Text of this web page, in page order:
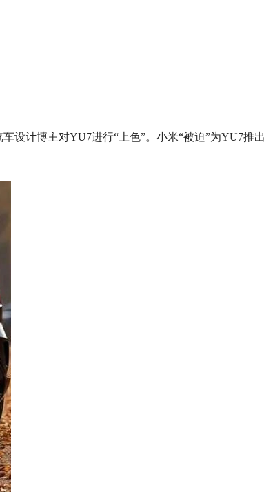
计博主对YU7进行“上色”。小米“被迫”为YU7推出